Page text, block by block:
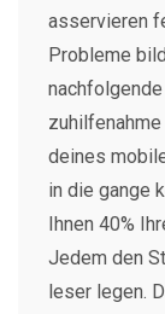
asservieren
Probleme
deines
in die gange
Ihnen 40%
Jedem den
leser legen.